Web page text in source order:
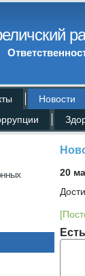
Новости
20